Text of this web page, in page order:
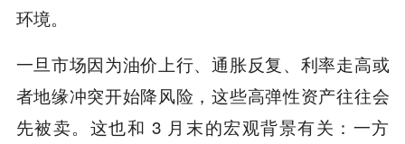
环境。
一旦市场因为油价上行、通胀反复、利率走高或
者地缘冲突开始降风险，这些高弹性资产往往会
先被卖。这也和 3 月末的宏观背景有关：一方